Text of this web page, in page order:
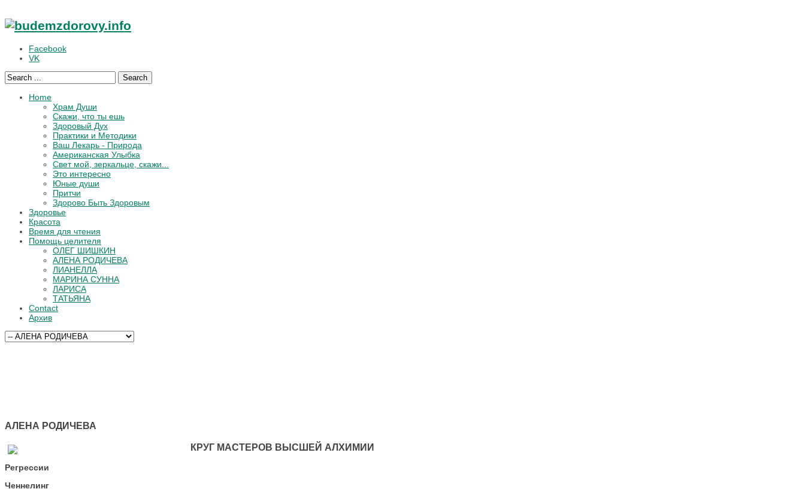
Facebook
VK
Search
Home
Храм Души
Скажи, что ты ешь
Здоровый Дух
Практики и Методики
Ваш Лекарь - Природа
Американская Улыбка
Свет мой, зеркальце, скажи...
Это интересно
Юные души
Притчи
Здорово Быть Здоровым
Здоровье
Красота
Время для чтения
Помощь целителя
ОЛЕГ ШИШКИН
АЛЕНА РОДИЧЕВА
ЛИАНЕЛЛА
МАРИНА СУННА
ЛАРИСА
ТАТЬЯНА
Contact
Архив
АЛЕНА РОДИЧЕВА
КРУГ МАСТЕРОВ ВЫСШЕЙ АЛХИМИИ
Регрессии
Ченнелинг